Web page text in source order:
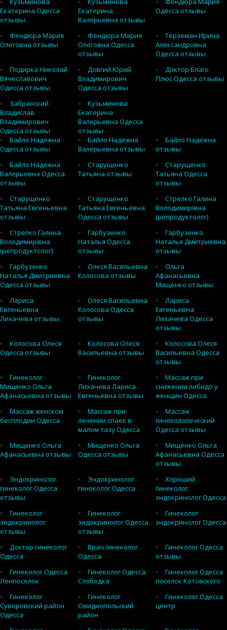
Екатерина Одесса
отзывы
Екатерина
Валерьевна отзывы
Одесса отзывы
Фендюра Мария
Олеговна отзывы
Фендюра Мария
Олеговна Одесса
отзывы
Терземан Ирина
Александровна
Одесса отзывы
Подирка Николай
Вячеславович
Одесса отзывы
Довгий Юрий
Владимирович
Одесса отзывы
Доктор Благо
Плюс Одесса отзывы
Забранский
Владислав
Владимирович
Одесса отзывы
Кузьминова
Екатерина
Валерьевна Одесса
отзывы
Байло Надежна
Одесса отзывы
Байло Надежна
Валерьевна отзывы
Байло Надежна
отзывы
Байло Надежна
Валерьевна Одесса
отзывы
Старущенко
Татьяна отзывы
Старущенко
Татьяна Одесса
отзывы
Старущенко
Татьяна Евгеньевна
отзывы
Старущенко
Татьяна Евгеньевна
Одесса отзывы
Стрелко Галина
Володимирівна
(репродуктолог)
Стрелко Галина
Володимирівна
(репродуктолог)
Гарбузенко
Наталья Одесса
отзывы
Гарбузенко
Наталья Дмитриевна
отзывы
Гарбузенко
Наталья Дмитриевна
Одесса отзывы
Олеся Васильевна
Колосова отзывы
Ольга
Афанасьевна
Мищенко отзывы
Лариса
Евгеньевна
Лихачева отзывы
Олеся Васильевна
Колосова Одесса
отзывы
Лариса
Евгеньевна
Лихачева Одесса
отзывы
Колосова Олеся
Одесса отзывы
Колосова Олеся
Васильевна отзывы
Колосова Олеся
Васильевна Одесса
отзывы
Гинеколог
Мищенко Ольга
Афанасьевна отзывы
Гинеколог
Лихачева Лариса
Евгеньевна отзывы
Массаж при
снижении либидо у
женщин Одесса
Массаж женском
бесплодии Одесса
Массаж при
лечении спаек в
малом тазу Одесса
Массаж
гинекологический
Одесса отзывы
Мищенко Ольга
Афанасьевна отзывы
Мищенко Ольга
Одесса отзывы
Мищенко Ольга
Афанасьевна Одесса
отзывы
Эндокринолог
гинеколог Одесса
отзывы
Эндокринолог
гинеколог Одесса
Хороший
гинеколог
эндокринолог Одесса
Гинеколог
эндокринолог
отзывы
Гинеколог
эндокринолог Одесса
отзывы
Гинеколог
эндокринолог Одесса
Доктор гинеколог
Одесса
Врач гинеколог
Одесса
Гинеколог Одесса
отзывы
Гинеколог Одесса
Ленпоселок
Гинеколог Одесса
Слободка
Гинеколог Одесса
поселок Котовского
Гинеколог
Суворовский район
Одесса
Гинеколог
Овидиопольский
район
Гинеколог Одесса
центр